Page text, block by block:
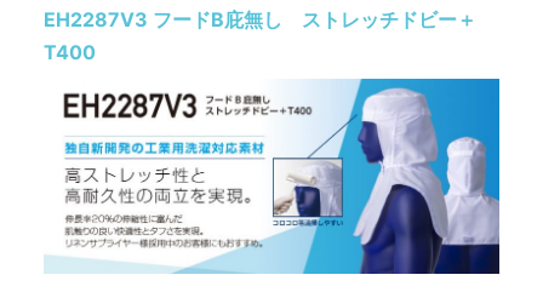
EH2287V3 フードB庇無し ストレッチドビー＋
T400